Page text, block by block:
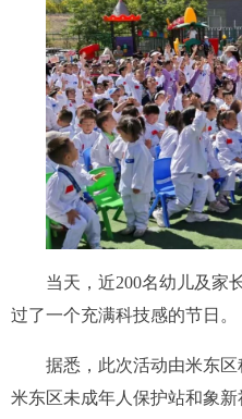
当天，近200名幼儿及家
过了一个充满科技感的节日。
据悉，此次活动由米东区
米东区未成年人保护站和象